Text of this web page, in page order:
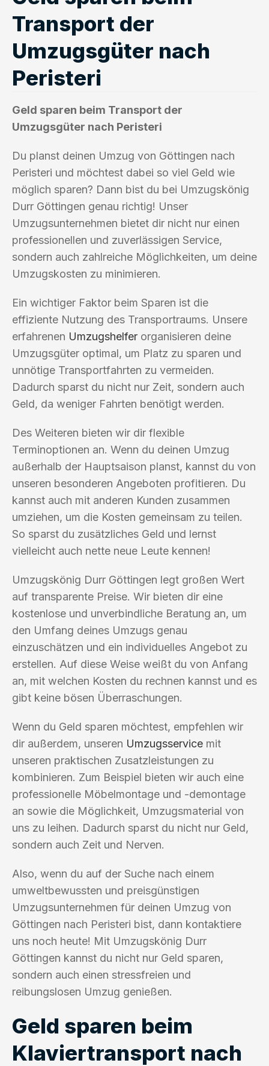
Transport der
Umzugsgüter nach
Peristeri
Geld sparen beim Transport der
Umzugsgüter nach Peristeri
Du planst deinen Umzug von Göttingen nach
Peristeri und möchtest dabei so viel Geld wie
möglich sparen? Dann bist du bei Umzugskönig
Durr Göttingen genau richtig! Unser
Umzugsunternehmen bietet dir nicht nur einen
professionellen und zuverlässigen Service,
sondern auch zahlreiche Möglichkeiten, um deine
Umzugskosten zu minimieren.
Ein wichtiger Faktor beim Sparen ist die
effiziente Nutzung des Transportraums. Unsere
erfahrenen Umzugshelfer organisieren deine
Umzugsgüter optimal, um Platz zu sparen und
unnötige Transportfahrten zu vermeiden.
Dadurch sparst du nicht nur Zeit, sondern auch
Geld, da weniger Fahrten benötigt werden.
Des Weiteren bieten wir dir flexible
Terminoptionen an. Wenn du deinen Umzug
außerhalb der Hauptsaison planst, kannst du von
unseren besonderen Angeboten profitieren. Du
kannst auch mit anderen Kunden zusammen
umziehen, um die Kosten gemeinsam zu teilen.
So sparst du zusätzliches Geld und lernst
vielleicht auch nette neue Leute kennen!
Umzugskönig Durr Göttingen legt großen Wert
auf transparente Preise. Wir bieten dir eine
kostenlose und unverbindliche Beratung an, um
den Umfang deines Umzugs genau
einzuschätzen und ein individuelles Angebot zu
erstellen. Auf diese Weise weißt du von Anfang
an, mit welchen Kosten du rechnen kannst und es
gibt keine bösen Überraschungen.
Wenn du Geld sparen möchtest, empfehlen wir
dir außerdem, unseren Umzugsservice mit
unseren praktischen Zusatzleistungen zu
kombinieren. Zum Beispiel bieten wir auch eine
professionelle Möbelmontage und -demontage
an sowie die Möglichkeit, Umzugsmaterial von
uns zu leihen. Dadurch sparst du nicht nur Geld,
sondern auch Zeit und Nerven.
Also, wenn du auf der Suche nach einem
umweltbewussten und preisgünstigen
Umzugsunternehmen für deinen Umzug von
Göttingen nach Peristeri bist, dann kontaktiere
uns noch heute! Mit Umzugskönig Durr
Göttingen kannst du nicht nur Geld sparen,
sondern auch einen stressfreien und
reibungslosen Umzug genießen.
Geld sparen beim
Klaviertransport nach